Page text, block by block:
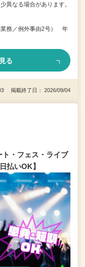
なる場合があります。
業務／例外事由2号） 年
る
掲載終了日： 2026/09/04
・フェス・ライブ
払いOK】